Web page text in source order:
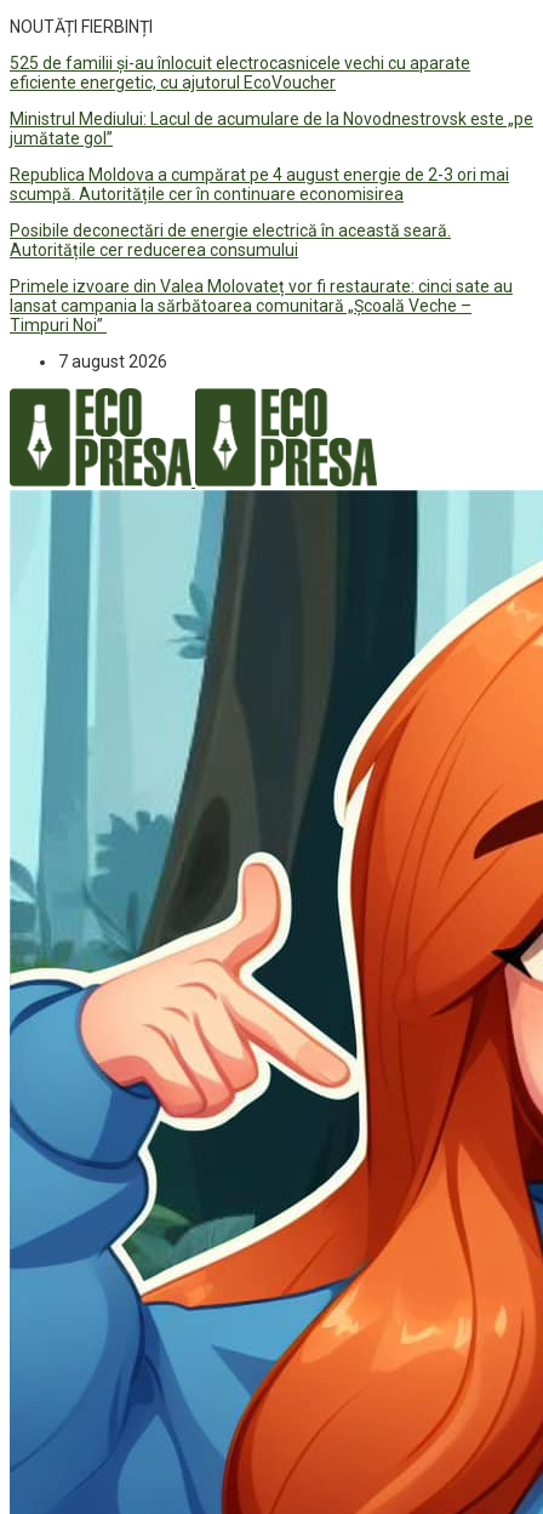
NOUTĂȚI FIERBINȚI
525 de familii și-au înlocuit electrocasnicele vechi cu aparate
eficiente energetic, cu ajutorul EcoVoucher
Ministrul Mediului: Lacul de acumulare de la Novodnestrovsk este „pe
jumătate gol”
Republica Moldova a cumpărat pe 4 august energie de 2-3 ori mai
scumpă. Autoritățile cer în continuare economisirea
Posibile deconectări de energie electrică în această seară.
Autoritățile cer reducerea consumului
Primele izvoare din Valea Molovateț vor fi restaurate: cinci sate au
lansat campania la sărbătoarea comunitară „Școală Veche –
Timpuri Noi”
7 august 2026